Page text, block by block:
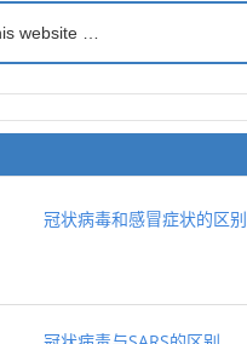
冠状病毒和感冒症状的区别